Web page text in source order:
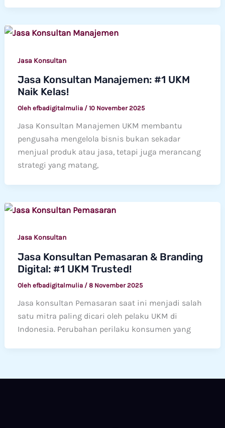
Jasa Konsultan
Jasa Konsultan Manajemen: #1 UKM
Naik Kelas!
Oleh efbadigitalmulia / 10 November 2025
Jasa Konsultan Manajemen UKM membantu
pengusaha mengelola bisnis bukan sekadar
menjual produk atau jasa, tetapi juga merancang
strategi yang matang,
Jasa Konsultan
Jasa Konsultan Pemasaran & Branding
Digital: #1 UKM Trusted!
Oleh efbadigitalmulia / 8 November 2025
Jasa konsultan Pemasaran saat ini menjadi salah
satu mitra paling dicari oleh pelaku UKM di
Indonesia. Perubahan perilaku konsumen yang